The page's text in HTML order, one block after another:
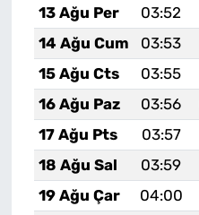
13 Ağu Per
03:52
14 Ağu Cum
03:53
15 Ağu Cts
03:55
16 Ağu Paz
03:56
17 Ağu Pts
03:57
18 Ağu Sal
03:59
19 Ağu Çar
04:00